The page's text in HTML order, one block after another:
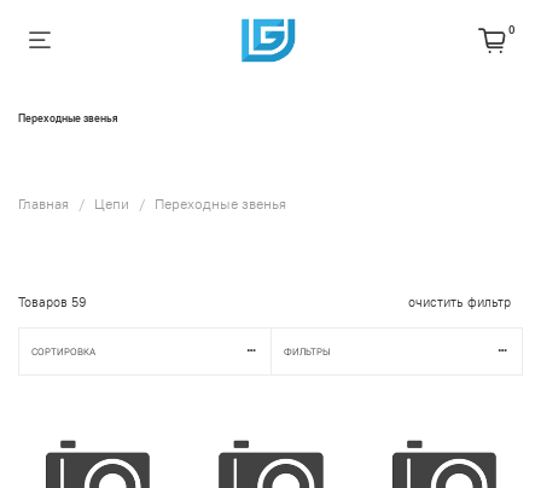
0
Переходные звенья
Главная Цепи Переходные звенья
Товаров 59 очистить фильтр
СОРТИРОВКА ФИЛЬТРЫ